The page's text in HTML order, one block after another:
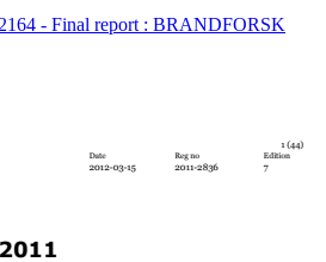
- Final report : BRANDFORSK